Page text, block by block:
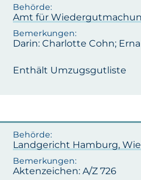
Amt für
Darin: Charlotte Cohn;
Enthält Umzugsgutliste
Landgericht Hamburg,
Aktenzeichen: A/Z 726